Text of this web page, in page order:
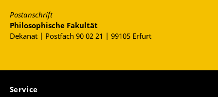
Postanschrift
Philosophische Fakultät
Dekanat | Postfach 90 02 21 | 99105 Erfurt
Service